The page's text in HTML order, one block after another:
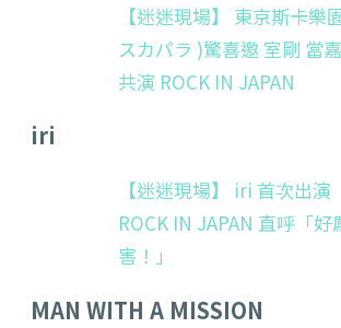
【迷迷現場】 東京斯卡樂
スカパラ )驚喜邀 室剛 當
共演 ROCK IN JAPAN
iri
【迷迷現場】 iri 首次出演
ROCK IN JAPAN 直呼「好
害！」
MAN WITH A MISSION